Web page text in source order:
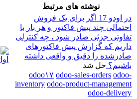
نوشته های مرتبط
در اودو 17 اگر برای یک فروش
احتمالی چند پیش فاکتور و هر بار با
تفاوتی جزئی صادر شود ، چه کنترلی
داریم که گزارش پیش فاکتورهای
صادرشده را دقیق و واقعی داشته
باشیم؟ حل شد
odoo۱۷ odoo-sales-orders odoo-
inventory odoo-product-management
odoo-delivery